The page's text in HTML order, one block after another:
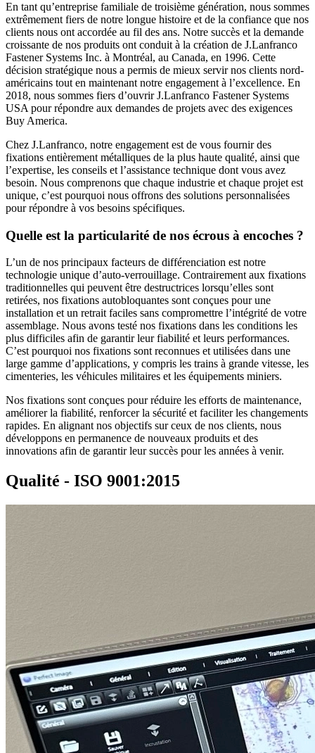
En tant qu’entreprise familiale de troisième génération, nous sommes
extrêmement fiers de notre longue histoire et de la confiance que nos
clients nous ont accordée au fil des ans. Notre succès et la demande
croissante de nos produits ont conduit à la création de J.Lanfranco
Fastener Systems Inc. à Montréal, au Canada, en 1996. Cette
décision stratégique nous a permis de mieux servir nos clients nord-
américains tout en maintenant notre engagement à l’excellence. En
2018, nous sommes fiers d’ouvrir J.Lanfranco Fastener Systems
USA pour répondre aux demandes de projets avec des exigences
Buy America.
Chez J.Lanfranco, notre engagement est de vous fournir des
fixations entièrement métalliques de la plus haute qualité, ainsi que
l’expertise, les conseils et l’assistance technique dont vous avez
besoin. Nous comprenons que chaque industrie et chaque projet est
unique, c’est pourquoi nous offrons des solutions personnalisées
pour répondre à vos besoins spécifiques.
Quelle est la particularité de nos écrous à encoches ?
L’un de nos principaux facteurs de différenciation est notre
technologie unique d’auto-verrouillage. Contrairement aux fixations
traditionnelles qui peuvent être destructrices lorsqu’elles sont
retirées, nos fixations autobloquantes sont conçues pour une
installation et un retrait faciles sans compromettre l’intégrité de votre
assemblage. Nous avons testé nos fixations dans les conditions les
plus difficiles afin de garantir leur fiabilité et leurs performances.
C’est pourquoi nos fixations sont reconnues et utilisées dans une
large gamme d’applications, y compris les trains à grande vitesse, les
cimenteries, les véhicules militaires et les équipements miniers.
Nos fixations sont conçues pour réduire les efforts de maintenance,
améliorer la fiabilité, renforcer la sécurité et faciliter les changements
rapides. En alignant nos objectifs sur ceux de nos clients, nous
développons en permanence de nouveaux produits et des
innovations afin de garantir leur succès pour les années à venir.
Qualité - ISO 9001:2015